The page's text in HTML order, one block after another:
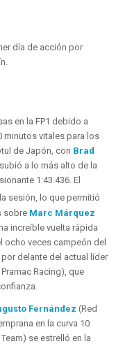
día de acción por
en la FP1 debido a
minutos vitales para los
de Japón, con Brad
a lo más alto de la
1:43.436. El
sesión, lo que permitió
sobre Marc Márquez
increíble vuelta rápida
ocho veces campeón del
delante del actual líder
Pramac Racing), que
Fernández (Red
en la curva 10
se estrelló en la